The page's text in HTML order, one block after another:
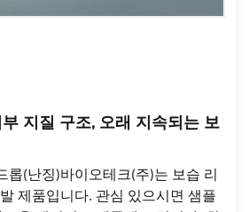
지질 구조, 오래 지속되는 보
롭(난징)바이오테크(주)는 보습 리
제품입니다. 관심 있으시면 샘플